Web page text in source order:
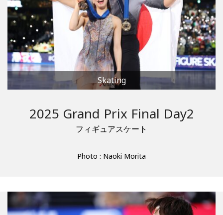
Skating
2025 Grand Prix Final Day2
フィギュアスケート
Photo : Naoki Morita